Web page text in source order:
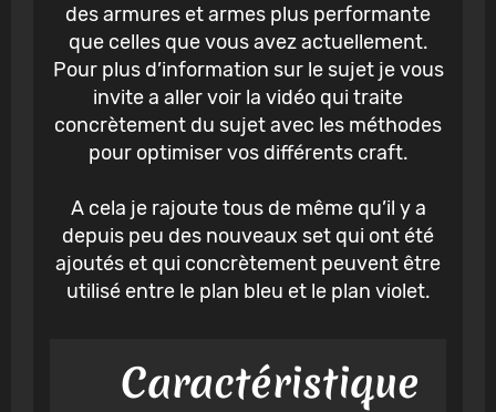
des armures et armes plus performante
que celles que vous avez actuellement.
Pour plus d’information sur le sujet je vous
invite a aller voir la vidéo qui traite
concrètement du sujet avec les méthodes
pour optimiser vos différents craft.
A cela je rajoute tous de même qu’il y a
depuis peu des nouveaux set qui ont été
ajoutés et qui concrètement peuvent être
utilisé entre le plan bleu et le plan violet.
Caractéristique